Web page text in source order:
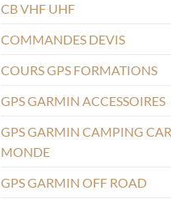
CB VHF UHF
COMMANDES DEVIS
COURS GPS FORMATIONS
GPS GARMIN ACCESSOIRES
GPS GARMIN CAMPING CAR
MONDE
GPS GARMIN OFF ROAD